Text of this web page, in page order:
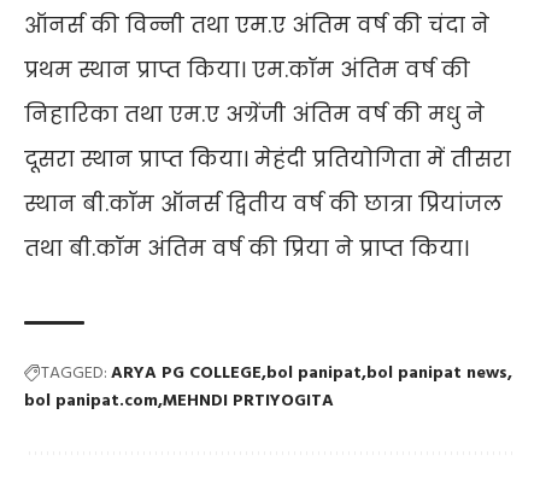
ऑनर्स की विन्नी तथा एम.ए अंतिम वर्ष की चंदा ने
प्रथम स्थान प्राप्त किया। एम.कॉम अंतिम वर्ष की
निहारिका तथा एम.ए अग्रेंजी अंतिम वर्ष की मधु ने
दूसरा स्थान प्राप्त किया। मेहंदी प्रतियोगिता में तीसरा
स्थान बी.कॉम ऑनर्स द्वितीय वर्ष की छात्रा प्रियांजल
तथा बी.कॉम अंतिम वर्ष की प्रिया ने प्राप्त किया।
TAGGED:ARYA PG COLLEGE bol panipat bol panipat news
bol panipat.comMEHNDI PRTIYOGITA